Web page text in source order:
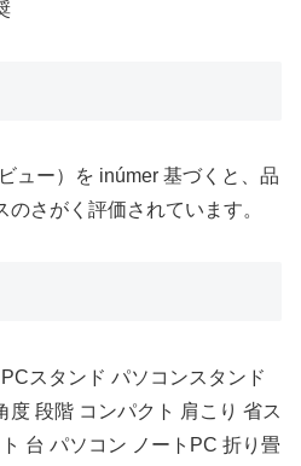
ュー）を inúmer 基づくと、品
さがく評価されています。
スタンド パソコンスタンド
度 段階 コンパクト 肩こり 省ス
台 パソコン ノートPC 折り畳